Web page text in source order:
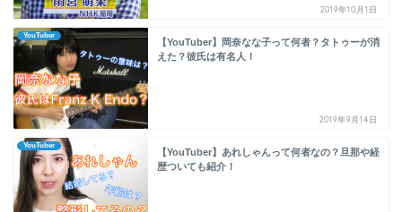
2019年10月1日
YouTuber
【YouTuber】岡奈なな子って何者？タトゥーが消
えた？彼氏は有名人！
2019年9月14日
YouTuber
【YouTuber】あれしゃんって何者なの？旦那や経
歴ついても紹介！